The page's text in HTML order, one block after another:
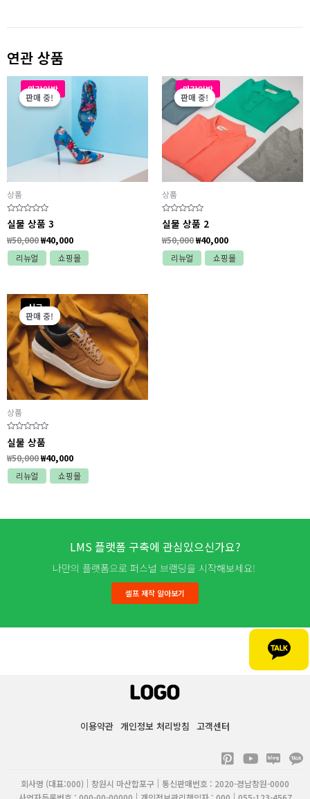
연관 상품
판매 중!
마감임박
판매 중!
상품
5
중
서
0
평
실물 상품 3
₩50,000
원
래
가
격:
₩50,000.
₩40,000
가
격:
₩40,000.
리뉴얼 쇼핑몰
판매 중!
마감임박
판매 중!
상품
5
중
서
0
평
실물 상품 2
₩50,000
원
래
가
격:
₩50,000.
₩40,000
재
격:
₩40,000.
리뉴얼 쇼핑몰
판매 중!
신규
판매 중!
상품
5
중
서
0
평
실물 상품
₩50,000
원
래
가
격:
₩50,000.
₩40,000
현
재
가
격:
₩40,000.
리뉴얼 쇼핑몰
LMS 플랫폼 구축에 관심있으신가요?
나만의 플랫폼으로 퍼스널 브랜딩을 시작해보세요!
셀프 제작 알아보기
이용약관 개인정보 처리방침 고객센터
P
n
Y
u
회사명 (대표:000) 창원시 마산합포구
통신판매번호 : 2020-경남창원-0000